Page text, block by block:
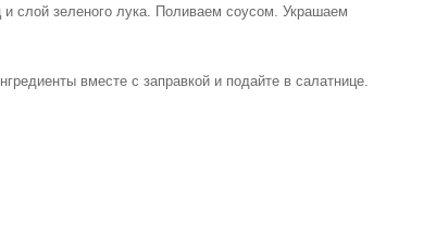
слой зеленого лука. Поливаем соусом. Украшаем
вместе с заправкой и подайте в салатнице.